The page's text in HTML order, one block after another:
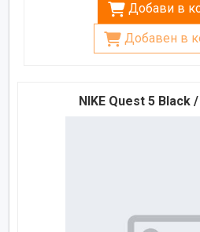
Добави в
Добавен в
NIKE Quest 5 Black